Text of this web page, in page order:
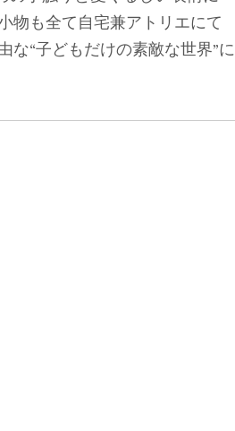
物も全て自宅兼アトリエにて
な“子どもだけの素敵な世界”に